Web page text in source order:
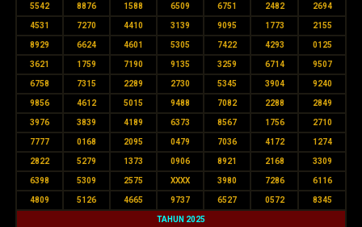
5542 8876 1588 6509 6751 2482 2694
4531 7270 4410 3139 9095 1773 2155
8929 6624 4601 5305 7422 4293 0125
3621 1759 7190 9135 3259 6714 9507
6758 7315 2289 2730 5345 3904 9240
9856 4612 5015 9488 7082 2288 2849
3976 3839 4189 6373 8567 1756 2710
7777 0168 2095 0479 7036 4172 1274
2822 5279 1373 0906 8921 2168 3309
6398 5309 2575 XXXX 3980 7286 6116
4809 5126 4665 9737 6527 0572 8345
TAHUN 2025